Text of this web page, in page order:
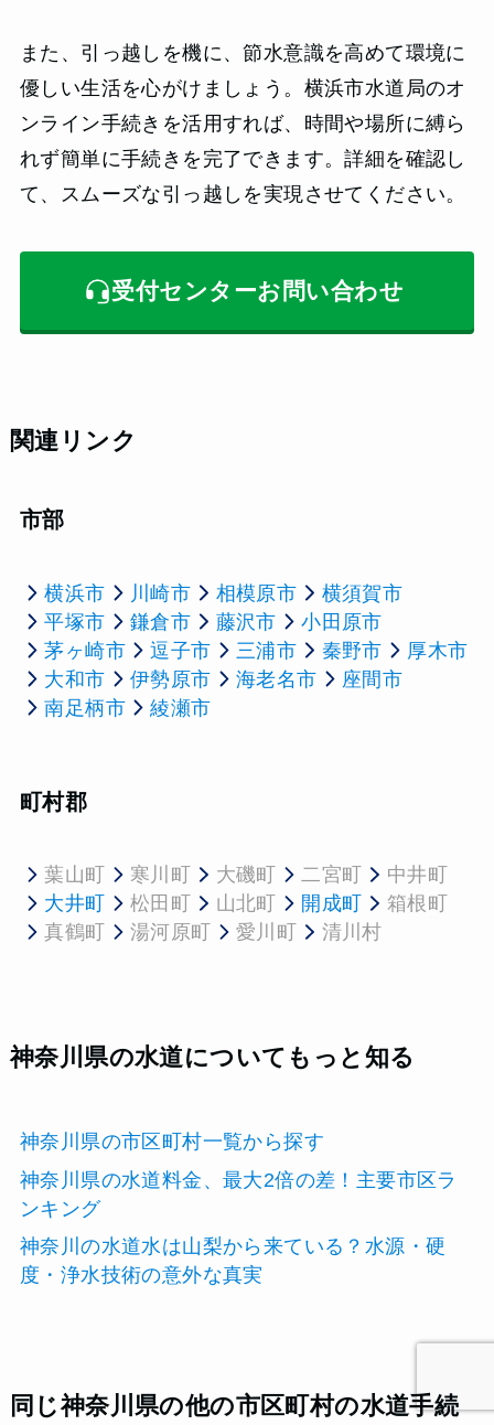
また、引っ越しを機に、節水意識を高めて環境に
優しい生活を心がけましょう。横浜市水道局のオ
ンライン手続きを活用すれば、時間や場所に縛ら
れず簡単に手続きを完了できます。詳細を確認し
て、スムーズな引っ越しを実現させてください。
受付センターお問い合わせ
関連リンク
市部
横浜市 川崎市 相模原市
横須賀市
平塚市
鎌倉市 藤沢市
小田原市
茅ヶ崎市
逗子市 三浦市 秦野市
厚木市
大和市
伊勢原市 海老名市
座間市
南足柄市
綾瀬市
町村郡
葉山町 寒川町 大磯町 二宮町
中井町
大井町
松田町 山北町 開成町
箱根町
真鶴町
湯河原町 愛川町 清川村
神奈川県の水道についてもっと知る
神奈川県の市区町村一覧から探す
神奈川県の水道料金、最大2倍の差！主要市区ラ
ンキング
神奈川の水道水は山梨から来ている？水源・硬
度・浄水技術の意外な真実
同じ神奈川県の他の市区町村の水道手続